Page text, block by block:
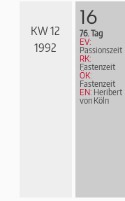
KW 12
1992
16
76. Tag
EV:
Passionszeit
RK:
Fastenzeit
ÖK:
Fastenzeit
EN: Heribert
von Köln